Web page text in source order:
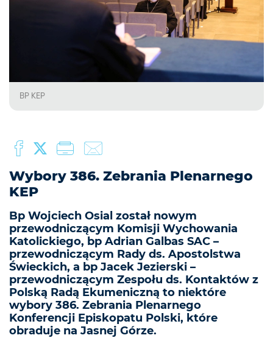
BP KEP
Wybory 386. Zebrania Plenarnego
KEP
Bp Wojciech Osial został nowym
przewodniczącym Komisji Wychowania
Katolickiego, bp Adrian Galbas SAC –
przewodniczącym Rady ds. Apostolstwa
Świeckich, a bp Jacek Jezierski –
przewodniczącym Zespołu ds. Kontaktów z
Polską Radą Ekumeniczną to niektóre
wybory 386. Zebrania Plenarnego
Konferencji Episkopatu Polski, które
obraduje na Jasnej Górze.